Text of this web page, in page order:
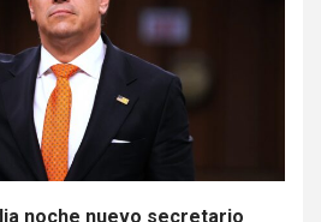
noche nuevo secretario
Y SALUD
radón exige atención de
e inquilinos